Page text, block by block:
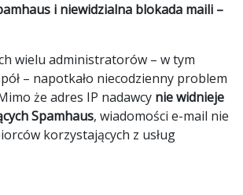
i niewidzialna blokada maili –
wielu administratorów – w tym
– napotkało niecodzienny problem
że adres IP nadawcy nie widnieje
Spamhaus, wiadomości e-mail nie
korzystających z usług